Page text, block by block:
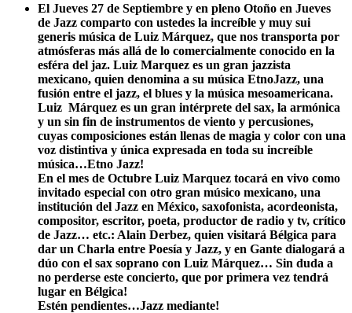
El Jueves 27 de Septiembre y en pleno Otoño en Jueves
de Jazz comparto con ustedes la increíble y muy sui
generis música de Luiz Márquez, que nos transporta por
atmósferas más allá de lo comercialmente conocido en la
esféra del jaz. Luiz Marquez es un gran jazzista
mexicano, quien denomina a su música EtnoJazz, una
fusión entre el jazz, el blues y la música mesoamericana.
Luiz Márquez es un gran intérprete del sax, la armónica
y un sin fin de instrumentos de viento y percusiones,
cuyas composiciones están llenas de magia y color con una
voz distintiva y única expresada en toda su increíble
música…Etno Jazz!
En el mes de Octubre Luiz Marquez tocará en vivo como
invitado especial con otro gran músico mexicano, una
institución del Jazz en México, saxofonista, acordeonista,
compositor, escritor, poeta, productor de radio y tv, crítico
de Jazz… etc.: Alain Derbez, quien visitará Bélgica para
dar un Charla entre Poesía y Jazz, y en Gante dialogará a
dúo con el sax soprano con Luiz Márquez… Sin duda a
no perderse este concierto, que por primera vez tendrá
lugar en Bélgica!
Estén pendientes…Jazz mediante!